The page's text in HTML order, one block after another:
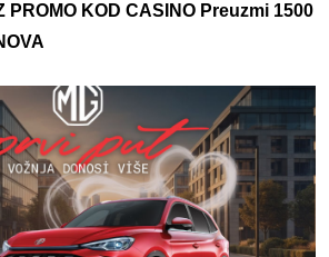
PROMO KOD CASINO Preuzmi 1500